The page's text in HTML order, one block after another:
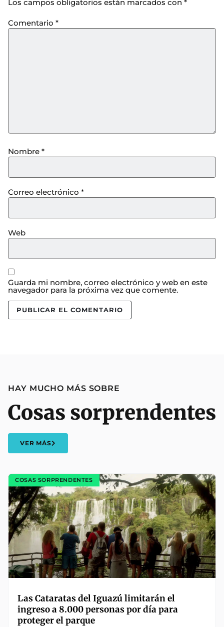
Los campos obligatorios están marcados con *
Comentario *
Nombre *
Correo electrónico *
Web
Guarda mi nombre, correo electrónico y web en este
navegador para la próxima vez que comente.
HAY MUCHO MÁS SOBRE
Cosas sorprendentes
VER MÁS
COSAS SORPRENDENTES
Las Cataratas del Iguazú limitarán el
ingreso a 8.000 personas por día para
proteger el parque